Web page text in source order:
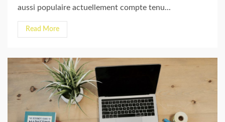
aussi populaire actuellement compte tenu...
Read More